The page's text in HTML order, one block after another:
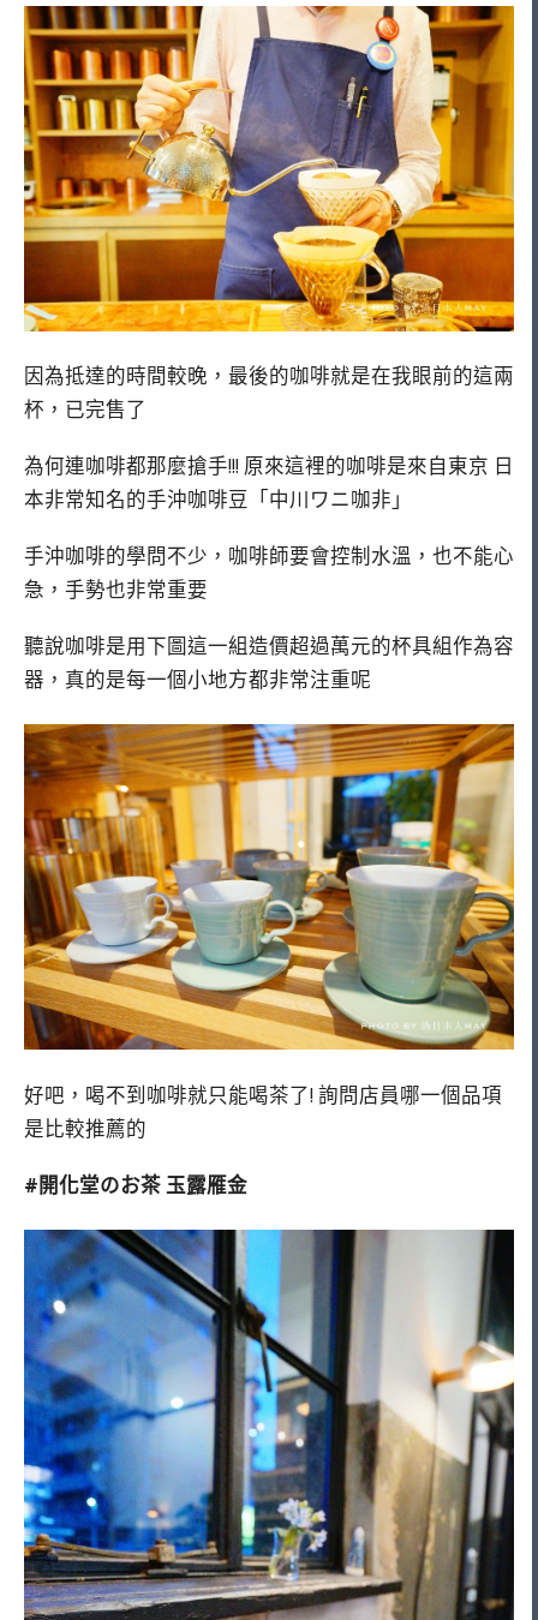
因為抵達的時間較晚，最後的咖啡就是在我眼前的這兩
杯，已完售了
為何連咖啡都那麼搶手!!! 原來這裡的咖啡是來自東京 日
本非常知名的手沖咖啡豆「中川ワニ咖非」
手沖咖啡的學問不少，咖啡師要會控制水溫，也不能心
急，手勢也非常重要
聽說咖啡是用下圖這一組造價超過萬元的杯具組作為容
器，真的是每一個小地方都非常注重呢
好吧，喝不到咖啡就只能喝茶了! 詢問店員哪一個品項
是比較推薦的
#開化堂のお茶 玉露雁金